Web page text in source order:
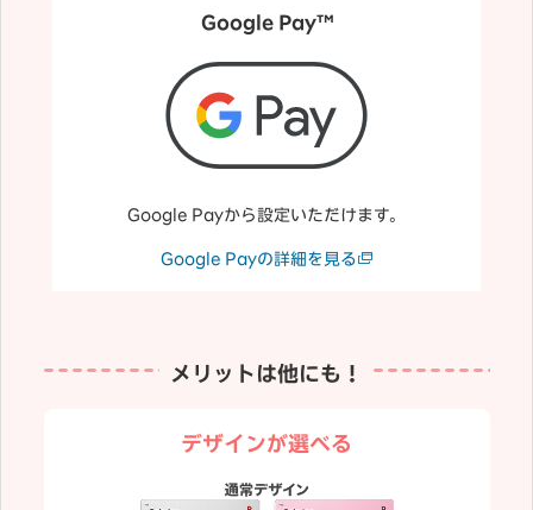
Google Pay™
Google Payから設定いただけます。
Google Payの詳細を見る
メリットは他にも！
デザインが選べる